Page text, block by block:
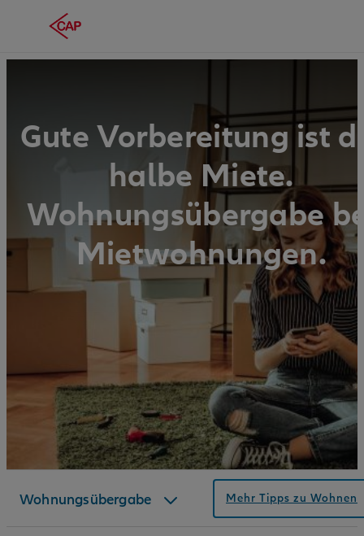
Gute Vorbereitung ist
halbe Miete.
Wohnungsübergabe
Mietwohnungen.
Wohnungsübergabe
Checkliste
Mehr Tipps zu Wohnen